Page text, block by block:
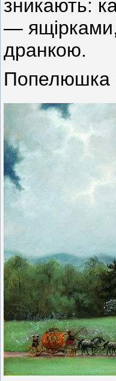
зникають:
—
дранкою.
Попелюшка